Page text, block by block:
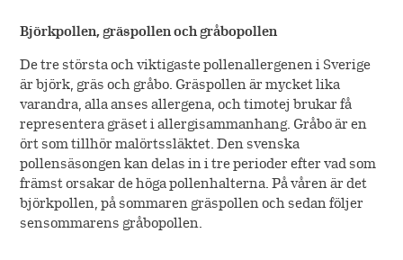
Björkpollen, gräspollen och gråbopollen
De tre största och viktigaste pollenallergenen i Sverige
är björk, gräs och gråbo. Gräspollen är mycket lika
varandra, alla anses allergena, och timotej brukar få
representera gräset i allergisammanhang. Gråbo är en
ört som tillhör malörtssläktet. Den svenska
pollensäsongen kan delas in i tre perioder efter vad som
främst orsakar de höga pollenhalterna. På våren är det
björkpollen, på sommaren gräspollen och sedan följer
sensommarens gråbopollen.